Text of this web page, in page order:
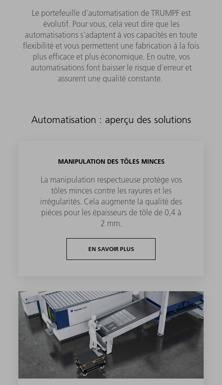
Le portefeuille d'automatisation de TRUMPF est
évolutif. Pour vous, cela veut dire que les
automatisations s'adaptent à vos capacités en toute
flexibilité et vous permettent une fabrication à la fois
plus efficace et plus économique. En outre, vos
automatisations font baisser le risque d'erreur et
assurent une qualité constante.
Automatisation : aperçu des solutions
MANIPULATION DES TÔLES MINCES
La manipulation respectueuse protège vos
tôles minces contre les rayures et les
irrégularités. Cela augmente la qualité des
pièces pour les épaisseurs de tôle de 0,4 à
2 mm.
EN SAVOIR PLUS